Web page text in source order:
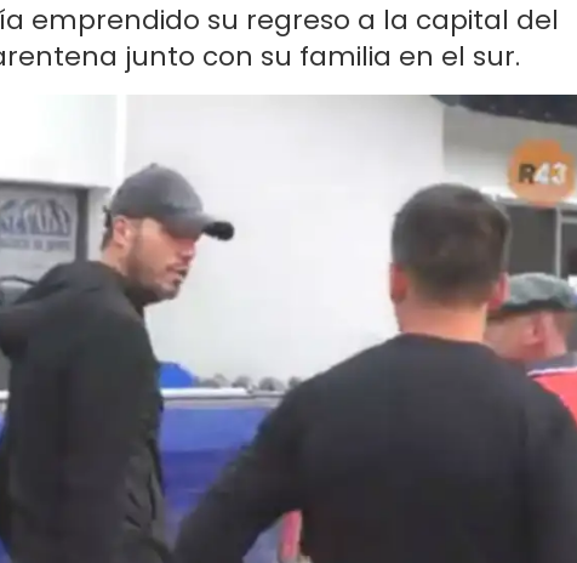
emprendido su regreso a la capital del
junto con su familia en el sur.